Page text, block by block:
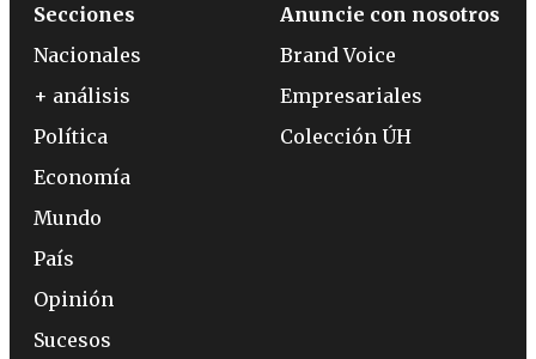
Secciones
Nacionales
+ análisis
Política
Economía
Mundo
País
Opinión
Sucesos
Anuncie con nosotros
Brand Voice
Empresariales
Colección ÚH